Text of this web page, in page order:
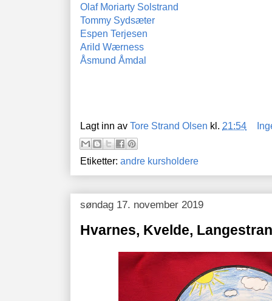
Olaf Moriarty Solstrand
Tommy Sydsæter
Espen Terjesen
Arild Wærness
Åsmund Åmdal
Lagt inn av Tore Strand Olsen kl. 21:54
Etiketter: andre kursholdere
søndag 17. november 2019
Hvarnes, Kvelde,